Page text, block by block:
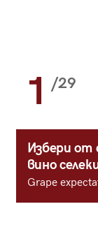
1 /29
Избери от
вино
Grape